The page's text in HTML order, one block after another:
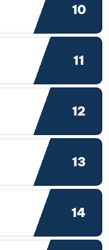
10
11
12
13
14